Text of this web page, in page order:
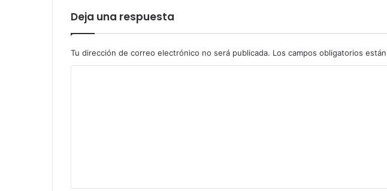
Deja una respuesta
Tu dirección de correo electrónico no será publicada. Los campos obligatorios